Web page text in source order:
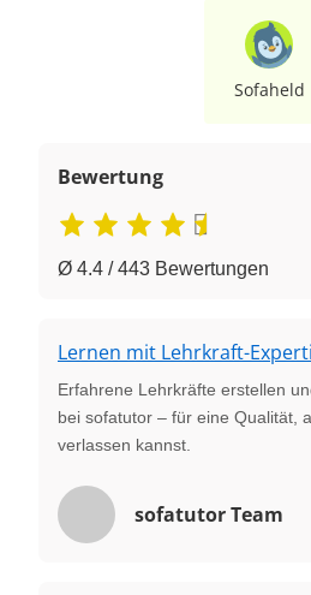
Sofaheld
Bewertung
Ø 4.4 / 443 Bewertungen
Lernen mit Lehrkraft-
Erfahrene Lehrkräfte erstellen
bei sofatutor – für eine Qualität,
verlassen kannst.
sofatutor Team